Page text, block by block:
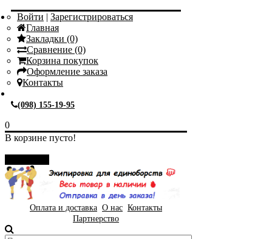
Войти | Зарегистрироваться
Главная
Закладки (0)
Сравнение (0)
Корзина покупок
Оформление заказа
Контакты
(098) 155-19-95
0
В корзине пусто!
Оплата и доставка О нас Контакты
Партнерство